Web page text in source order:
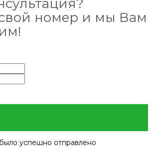
номер и мы Вам
успешно отправлено